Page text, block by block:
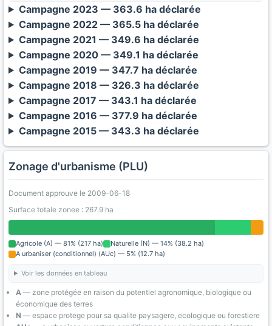
Campagne 2023 — 363.6 ha déclarée
Campagne 2022 — 365.5 ha déclarée
Campagne 2021 — 349.6 ha déclarée
Campagne 2020 — 349.1 ha déclarée
Campagne 2019 — 347.7 ha déclarée
Campagne 2018 — 326.3 ha déclarée
Campagne 2017 — 343.1 ha déclarée
Campagne 2016 — 377.9 ha déclarée
Campagne 2015 — 343.3 ha déclarée
Zonage d'urbanisme (PLU)
Document approuve le 2009-06-18
Surface totale zonee : 267.9 ha
Agricole (A) — 81% (217 ha)
Naturelle (N) — 14% (38.2 ha)
A urbaniser (conditionnel) (AUc) — 5% (12.7 ha)
Voir les données en tableau
A — zone protégée en raison du potentiel agronomique, biologique ou
économique des terres
N — espace protege pour sa qualite paysagere, ecologique ou forestiere